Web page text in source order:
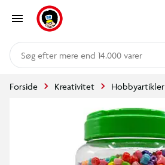
mere end 14.000 varer
Forside Kreativitet Hobbyartikler